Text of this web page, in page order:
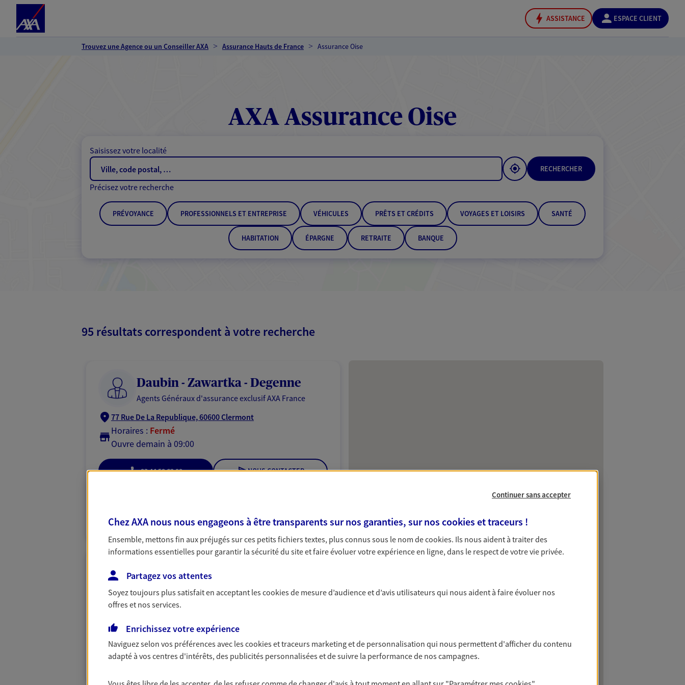
ASSISTANCE ESPACE CLIENT
Trouvez une Agence ou un Conseiller AXA Assurance Hauts de France Assurance Oise
AXA Assurance Oise
Saisissez votre localité
RECHERCHER
Précisez votre recherche
PRÉVOYANCE PROFESSIONNELS ET ENTREPRISE VÉHICULES PRÊTS ET CRÉDITS VOYAGES ET LOISIRS SANTÉ
HABITATION ÉPARGNE RETRAITE BANQUE
95 résultats correspondent à votre recherche
Daubin - Zawartka - Degenne
Agents Généraux d'assurance exclusif AXA France
77 Rue De La Republique, 60600 Clermont
Horaires : Fermé
Ouvre demain à 09:00
03 44 50 62 00 NOUS CONTACTER
N° Orias * (orias.fr) : EI ZAWARTKA THIERRY (07012123); EIRL CHRISTOPHE
DAUBIN (17003718); EI DEGENNE AURORE (22005921)
Romain Lemaire
Conseiller AXA Epargne et Protection
60200 Compiegne
07 86 79 37 17
VOIR NOTRE SITE WEB
Continuer sans accepter
Chez AXA nous nous engageons à être transparents sur nos garanties, sur nos cookies et traceurs !
Ensemble, mettons fin aux préjugés sur ces petits fichiers textes, plus connus sous le nom decookies. Ils nous aident à traiter des
informations essentielles pour garantir la sécurité du site et faire évoluer votre expérience en ligne, dans le respect de votre vie privée.
Partagez vos attentes
Soyez toujours plus satisfait en acceptant lescookiesde mesure d’audience et d’avis utilisateurs qui nous aident à faire évoluer nos
offres et nos services.
Enrichissez votre expérience
Naviguez selon vos préférences avec lescookies et traceurs marketing et de personnalisation qui nous permettent d'afficher du contenu
adapté à vos centres d'intérêts, des publicités personnalisées et de suivre la performance de nos campagnes.